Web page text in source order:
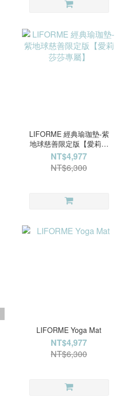
LIFORME 經典瑜珈墊-紫
地球慈善限定版【愛莉莎
莎專屬】
NT$4,977
NT$6,300
LIFORME Yoga Mat
NT$4,977
NT$6,300